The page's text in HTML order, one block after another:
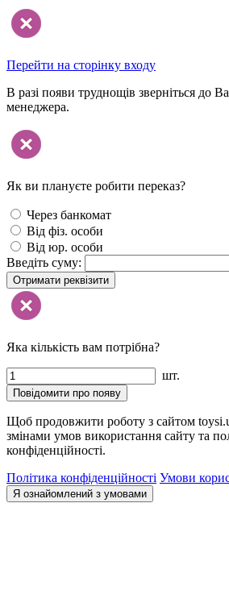
Перейти на сторінку входу
В разі появи труднощів зверніться до
менеджера.
Як ви плануєте робити переказ?
Через банкомат
Від фіз. особи
Від юр. особи
Введіть суму:
Отримати реквізити
Яка кількість вам потрібна?
шт.
Повідомити про появу
Щоб продовжити роботу з сайтом
змінами умов використання сайту та
конфіденційності.
Політика конфіденційності Умови
Я ознайомлений з умовами